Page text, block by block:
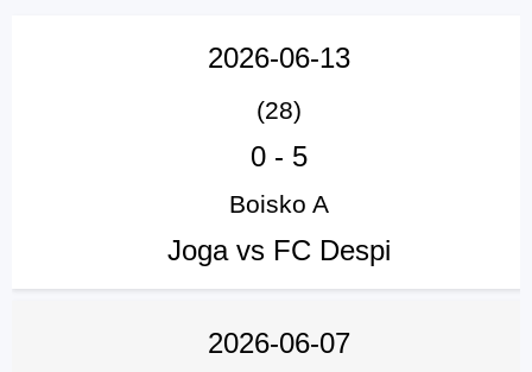
2026-06-13
(28)
0 - 5
Boisko A
Joga vs FC Despi
2026-06-07